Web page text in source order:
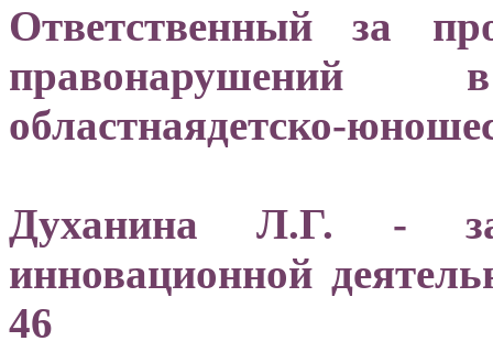
Ответственный за
областнаядетско-
Духанина Л.Г. -
инновационной
46